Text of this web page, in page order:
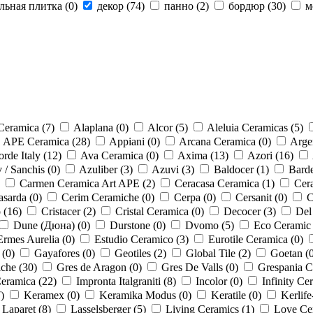
плитка (0) декор (74) панно (2) бордюр (30)
(7) Alaplana (0) Alcor (5) Aleluia Ceramicas (5)
APE Ceramica (28) Appiani (0) Arcana Ceramica (0)
Italy (12) Ava Ceramica (0) Axima (13) Azori (16)
/ Sanchis (0) Azuliber (3) Azuvi (3) Baldocer (1)
Carmen Ceramica Art APE (2) Ceracasa Ceramica (1)
(0) Cerim Ceramiche (0) Cerpa (0) Cersanit (0)
(16) Cristacer (2) Cristal Ceramica (0) Decocer (3)
Del
Dune (Дюна) (0) Durstone (0) Dvomo (5)
Eco Ceramic
Aurelia (0) Estudio Ceramico (3) Eurotile Ceramica (0)
(0) Gayafores (0) Geotiles (2) Global Tile (2) Goetan (
(30) Gres de Aragon (0) Gres De Valls (0)
Grespania
(22) Impronta Italgraniti (8) Incolor (0)
Infinity
) Keramex (0) Keramika Modus (0) Keratile (0)
Laparet (8) Lasselsberger (5) Living Ceramics (1) Love